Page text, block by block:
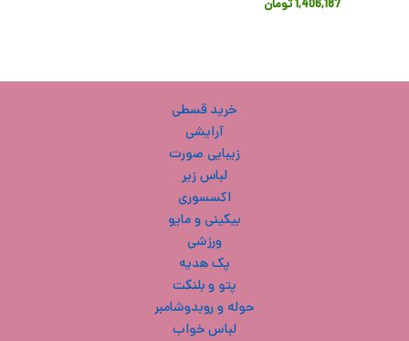
1,406,187تومان
خرید قسطی
آرایشی
زیبایی صورت
لباس زیر
اکسسوری
بیکینی و مایو
ورزشی
پک هدیه
پتو و بلنکت
حوله و روبدوشامبر
لباس خواب